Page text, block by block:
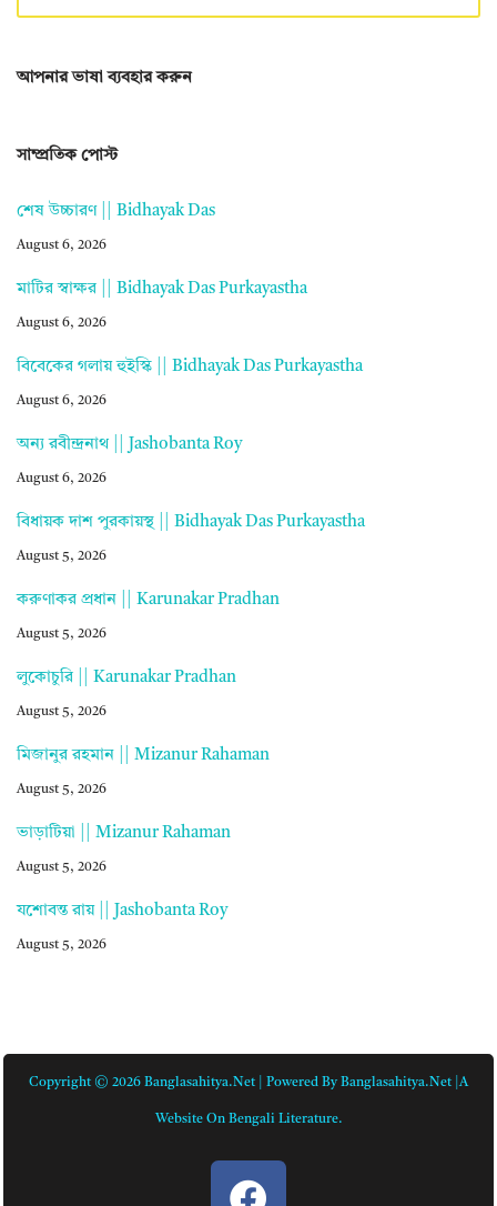
আপনার ভাষা ব্যবহার করুন
সাম্প্রতিক পোস্ট
শেষ উচ্চারণ || Bidhayak Das
August 6, 2026
মাটির স্বাক্ষর || Bidhayak Das Purkayastha
August 6, 2026
বিবেকের গলায় হুইস্কি || Bidhayak Das Purkayastha
August 6, 2026
অন্য রবীন্দ্রনাথ || Jashobanta Roy
August 6, 2026
বিধায়ক দাশ পুরকায়স্থ || Bidhayak Das Purkayastha
August 5, 2026
করুণাকর প্রধান || Karunakar Pradhan
August 5, 2026
লুকোচুরি || Karunakar Pradhan
August 5, 2026
মিজানুর রহমান || Mizanur Rahaman
August 5, 2026
ভাড়াটিয়া || Mizanur Rahaman
August 5, 2026
যশোবন্ত রায় || Jashobanta Roy
August 5, 2026
Copyright © 2026 Banglasahitya.net | Powered By Banglasahitya.net |A
Website On Bengali Literature.